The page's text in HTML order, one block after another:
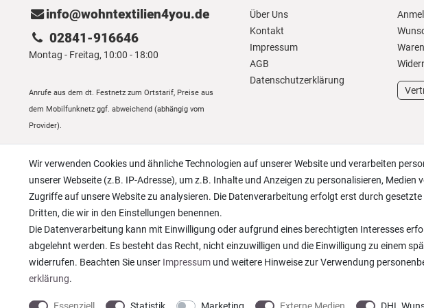
info@wohntextilien4you.de
02841-916646
Montag - Freitag, 10:00 - 18:00
Anrufe aus dem dt. Festnetz zum Ortstarif, Preise aus
dem Mobilfunknetz ggf. abweichend (abhängig vom
Provider).
Über Uns
Kontakt
Impressum
AGB
Daten­schutz­erklärung
Wir verwenden Cookies und ähnliche Technologien auf unserer Website und verarbeiten
unserer Webseite (z.B. IP-Adresse), um z.B. Inhalte und Anzeigen zu personalisieren,
Zugriffe auf unsere Website zu analysieren. Die Datenverarbeitung erfolgt erst durch gesetzte
Dritten, die wir in den Einstellungen benennen.
Die Datenverarbeitung kann mit Einwilligung oder aufgrund eines berechtigten Interesses
abgelehnt werden. Es besteht das Recht, nicht einzuwilligen und die Einwilligung zu einem
widerrufen. Beachten Sie unser Impressum und weitere Hinweise zur Verwendung
erklärung.